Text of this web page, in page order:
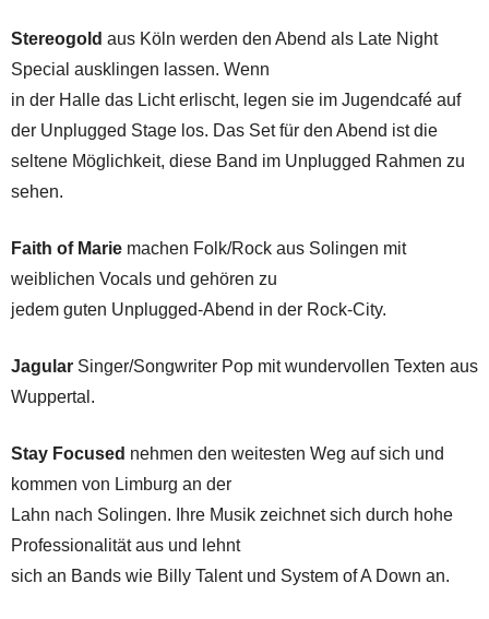
Stereogold aus Köln werden den Abend als Late Night
Special ausklingen lassen. Wenn
in der Halle das Licht erlischt, legen sie im Jugendcafé auf
der Unplugged Stage los. Das Set für den Abend ist die
seltene Möglichkeit, diese Band im Unplugged Rahmen zu
sehen.
Faith of Marie machen Folk/Rock aus Solingen mit
weiblichen Vocals und gehören zu
jedem guten Unplugged-Abend in der Rock-City.
Jagular Singer/Songwriter Pop mit wundervollen Texten aus
Wuppertal.
Stay Focused nehmen den weitesten Weg auf sich und
kommen von Limburg an der
Lahn nach Solingen. Ihre Musik zeichnet sich durch hohe
Professionalität aus und lehnt
sich an Bands wie Billy Talent und System of A Down an.